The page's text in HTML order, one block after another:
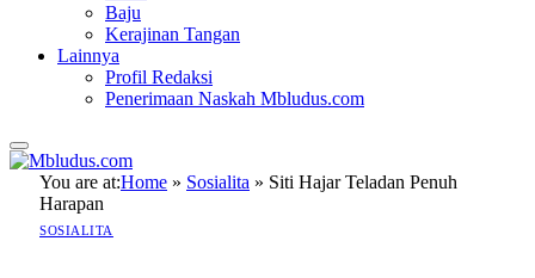
Baju
Kerajinan Tangan
Lainnya
Profil Redaksi
Penerimaan Naskah Mbludus.com
You are at:Home » Sosialita » Siti Hajar Teladan Penuh
Harapan
SOSIALITA